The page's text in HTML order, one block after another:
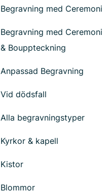
Begravning med Ceremoni
Begravning med Ceremoni
& Bouppteckning
Anpassad Begravning
Vid dödsfall
Alla begravningstyper
Kyrkor & kapell
Kistor
Blommor